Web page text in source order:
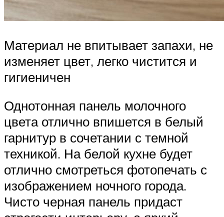
Материал не впитывает запахи, не
изменяет цвет, легко чистится и
гигиеничен
Однотонная панель молочного
цвета отлично впишется в белый
гарнитур в сочетании с темной
техникой. На белой кухне будет
отлично смотреться фотопечать с
изображением ночного города.
Чисто черная панель придаст